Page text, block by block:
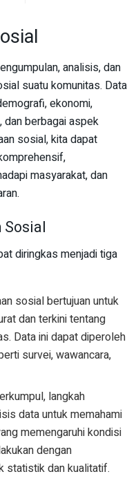
analisis, dan
suatu komunitas. Data
ekonomi,
dan berbagai aspek
sosial, kita dapat
masyarakat, dan
Sosial
diringkas menjadi tiga
sosial bertujuan untuk
dan terkini tentang
Data ini dapat diperoleh
survei, wawancara,
langkah
data untuk memahami
memengaruhi kondisi
dengan
statistik dan kualitatif.